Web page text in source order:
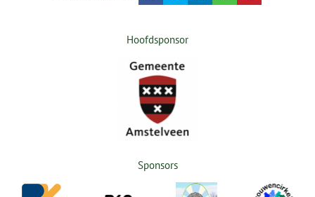
Hoofdsponsor
Sponsors